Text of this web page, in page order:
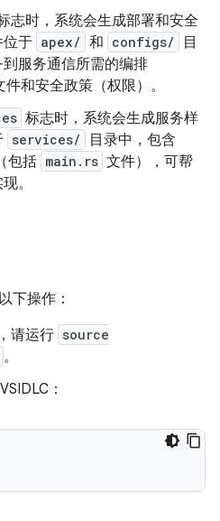
志时，系统会生成部署和安全
位于 apex/ 和 configs/
目
服务通信所需的编排
件和安全政策（权限）。
标志时，系统会生成服务样
services/
目录中，包含
包括 main.rs 文件），可帮
。
下操作：
请运行 source
。
：